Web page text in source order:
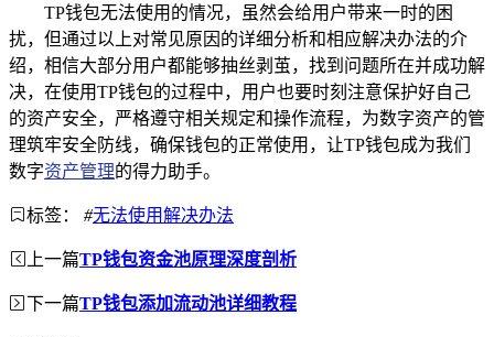
TP钱包无法使用的情况，虽然会给用户带来一时的困
扰，但通过以上对常见原因的详细分析和相应解决办法的介
绍，相信大部分用户都能够抽丝剥茧，找到问题所在并成功解
决，在使用TP钱包的过程中，用户也要时刻注意保护好自己
的资产安全，严格遵守相关规定和操作流程，为数字资产的管
理筑牢安全防线，确保钱包的正常使用，让TP钱包成为我们
数字资产管理的得力助手。
标签： #无法使用解决办法
上一篇TP钱包资金池原理深度剖析
下一篇TP钱包添加流动池详细教程